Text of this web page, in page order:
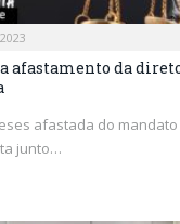
afastamento da
afastada do
junto…